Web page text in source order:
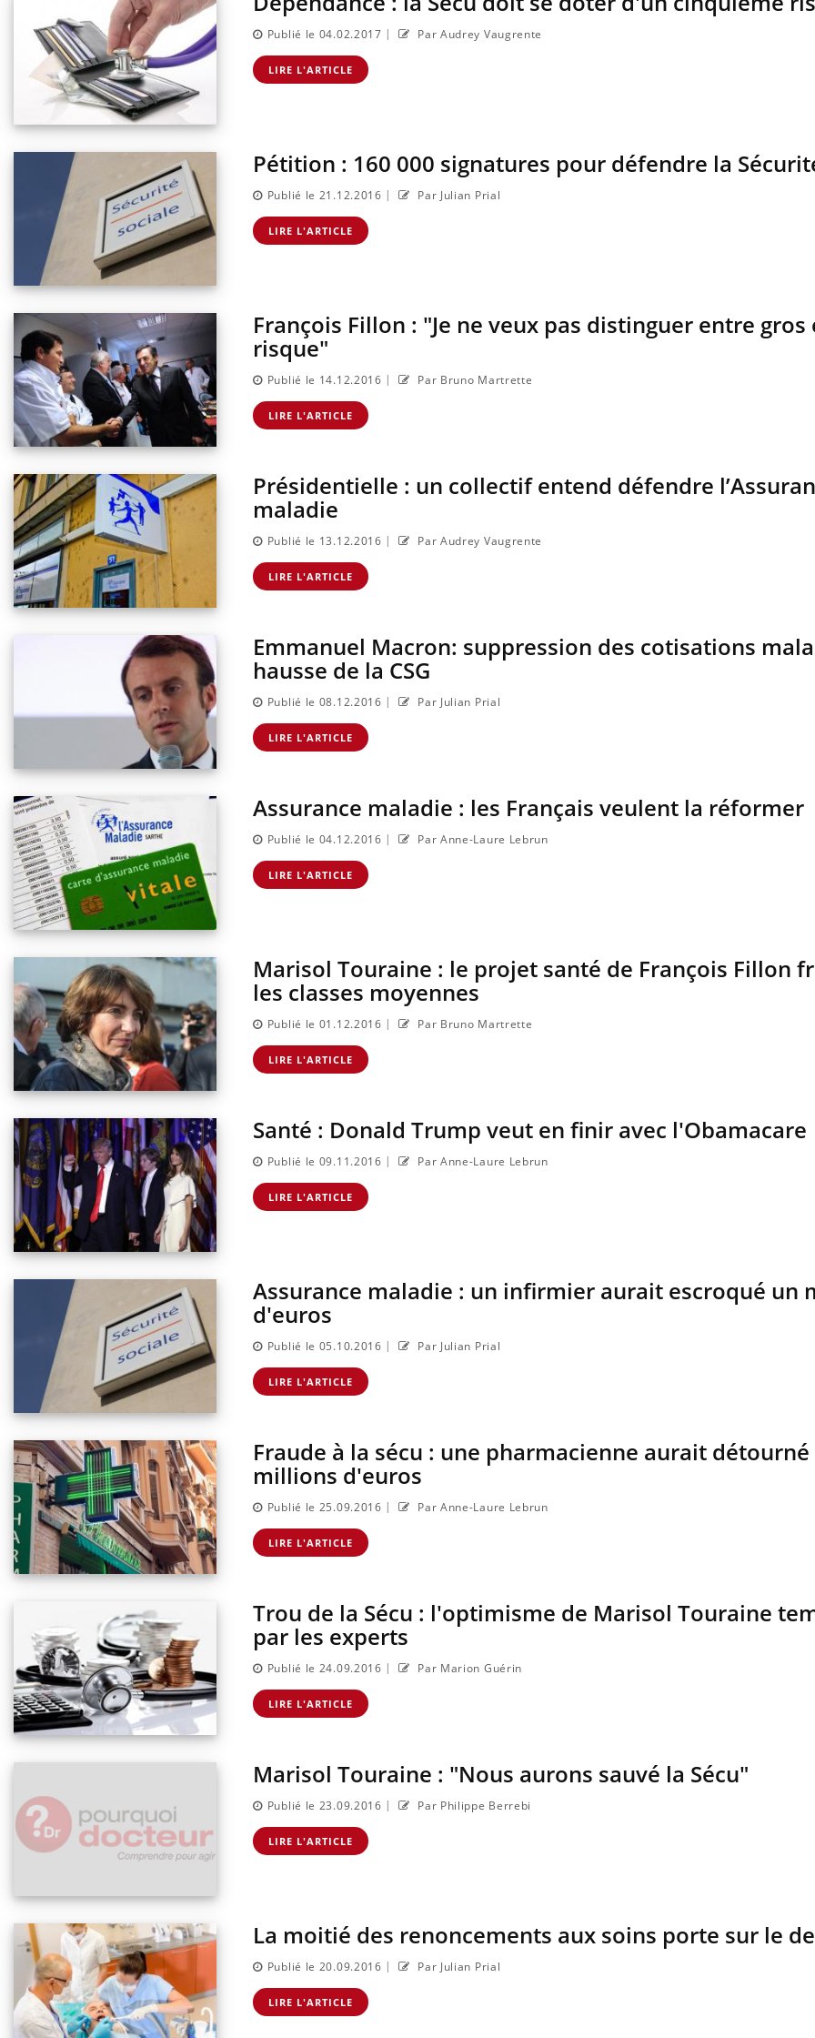
Publié le 04.02.2017 | Par Audrey Vaugrente
LIRE L'ARTICLE
Pétition : 160 000 signatures pour défendre la
Publié le 21.12.2016 | Par Julian Prial
LIRE L'ARTICLE
François Fillon : "Je ne veux pas distinguer entre
risque"
Publié le 14.12.2016 | Par Bruno Martrette
LIRE L'ARTICLE
Présidentielle : un collectif entend défendre
maladie
Publié le 13.12.2016 | Par Audrey Vaugrente
LIRE L'ARTICLE
Emmanuel Macron: suppression des cotisations
hausse de la CSG
Publié le 08.12.2016 | Par Julian Prial
LIRE L'ARTICLE
Assurance maladie : les Français veulent la réformer
Publié le 04.12.2016 | Par Anne-Laure Lebrun
LIRE L'ARTICLE
Marisol Touraine : le projet santé de François Fillon
les classes moyennes
Publié le 01.12.2016 | Par Bruno Martrette
LIRE L'ARTICLE
Santé : Donald Trump veut en finir avec l'Obamacare
Publié le 09.11.2016 | Par Anne-Laure Lebrun
LIRE L'ARTICLE
Assurance maladie : un infirmier aurait escroqué un
d'euros
Publié le 05.10.2016 | Par Julian Prial
LIRE L'ARTICLE
Fraude à la sécu : une pharmacienne aurait détourné
millions d'euros
Publié le 25.09.2016 | Par Anne-Laure Lebrun
LIRE L'ARTICLE
Trou de la Sécu : l'optimisme de Marisol Touraine
par les experts
Publié le 24.09.2016 | Par Marion Guérin
LIRE L'ARTICLE
Marisol Touraine : "Nous aurons sauvé la Sécu"
Publié le 23.09.2016 | Par Philippe Berrebi
LIRE L'ARTICLE
La moitié des renoncements aux soins porte sur le
Publié le 20.09.2016 | Par Julian Prial
LIRE L'ARTICLE
sur la maladie d'un proche c'est montrer ...
carence en fer sont multiples ce qui la rend patients comme parfois